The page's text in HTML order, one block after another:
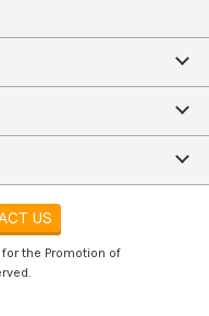
US
the Promotion of